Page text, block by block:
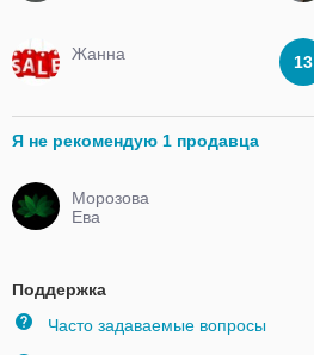
Жанна 13
Я не рекомендую 1 продавца
Морозова
Ева
Поддержка
Часто задаваемые вопросы